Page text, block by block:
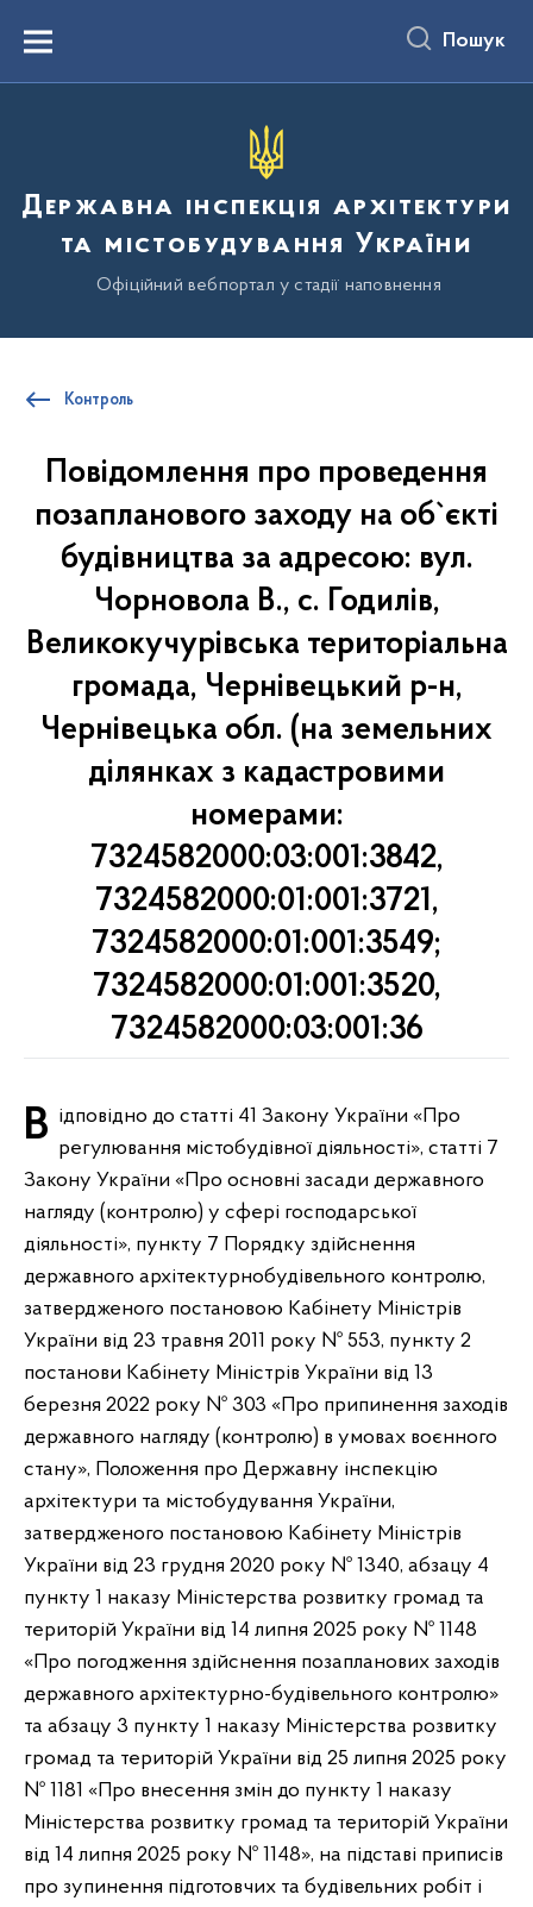
вмістуMenu Пошук
Державна інспекція архітектури
та містобудування України
Офіційний вебпортал у стадії наповнення
Контроль
Повідомлення про проведення
позапланового заходу на об`єкті
будівництва за адресою: вул.
Чорновола В., с. Годилів,
Великокучурівська територіальна
громада, Чернівецький р-н,
Чернівецька обл. (на земельних
ділянках з кадастровими
номерами:
7324582000:03:001:3842,
7324582000:01:001:3721,
7324582000:01:001:3549;
7324582000:01:001:3520,
7324582000:03:001:36
Відповідно до статті 41 Закону України «Про регулювання містобудівної діяльності», статті 7
Закону України «Про основні засади державного
нагляду (контролю) у сфері господарської
діяльності», пункту 7 Порядку здійснення
державного архітектурнобудівельного контролю,
затвердженого постановою Кабінету Міністрів
України від 23 травня 2011 року № 553, пункту 2
постанови Кабінету Міністрів України від 13
березня 2022 року № 303 «Про припинення заходів
державного нагляду (контролю) в умовах воєнного
стану», Положення про Державну інспекцію
архітектури та містобудування України,
затвердженого постановою Кабінету Міністрів
України від 23 грудня 2020 року № 1340, абзацу 4
пункту 1 наказу Міністерства розвитку громад та
територій України від 14 липня 2025 року № 1148
«Про погодження здійснення позапланових заходів
державного архітектурно-будівельного контролю»
та абзацу 3 пункту 1 наказу Міністерства розвитку
громад та територій України від 25 липня 2025 року
№ 1181 «Про внесення змін до пункту 1 наказу
Міністерства розвитку громад та територій України
від 14 липня 2025 року № 1148», на підставі приписів
про зупинення підготовчих та будівельних робіт і